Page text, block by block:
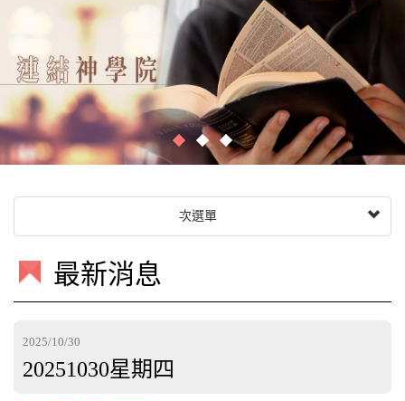
次選單
最新消息
2025/10/30
20251030星期四